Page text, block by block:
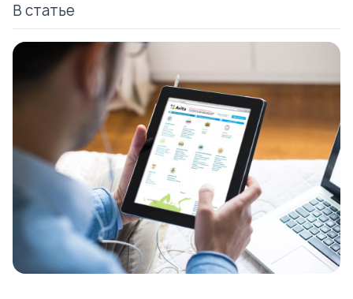
В статье